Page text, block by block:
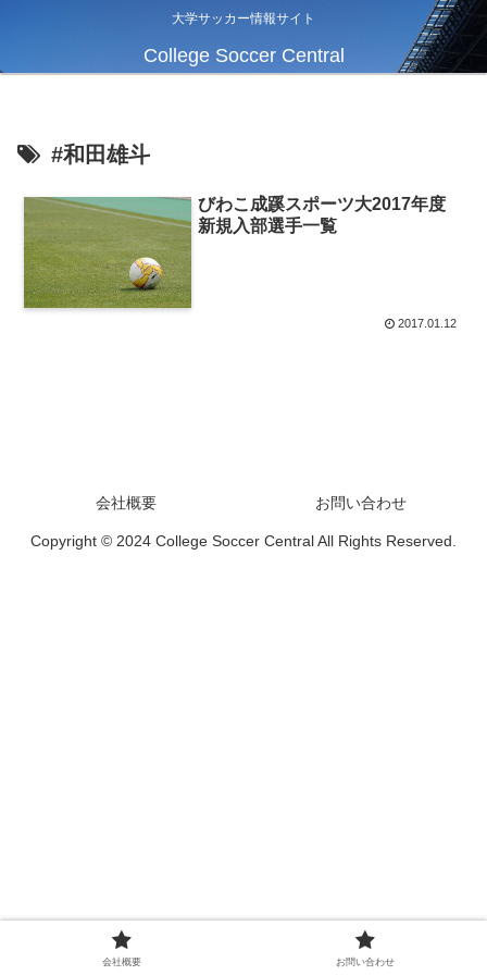
大学サッカー情報サイト
College Soccer Central
#和田雄斗
びわこ成蹊スポーツ大2017年度
新規入部選手一覧
2017.01.12
会社概要 お問い合わせ
Copyright © 2024 College Soccer Central All Rights Reserved.
会社概要 お問い合わせ